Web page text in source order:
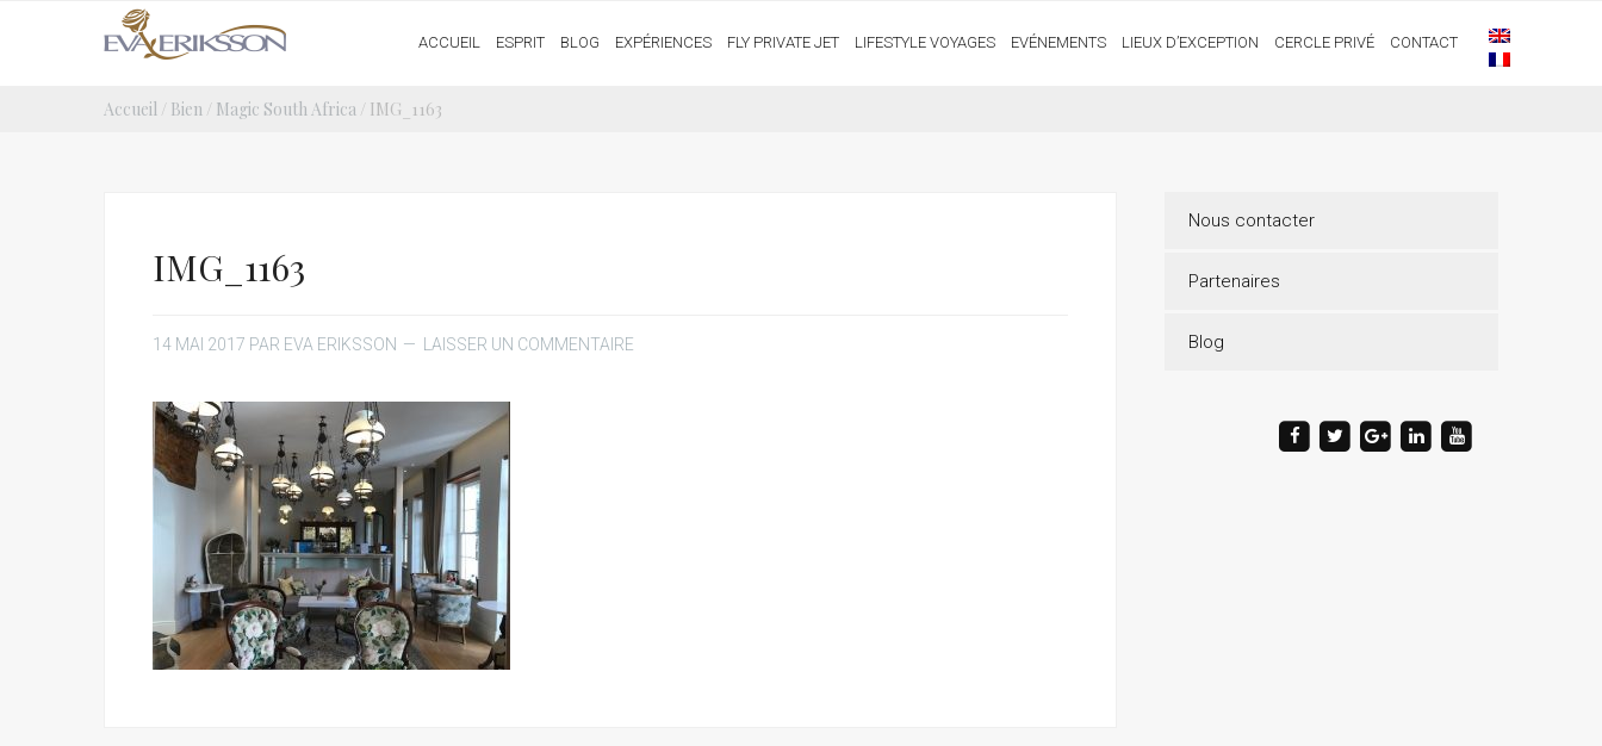
ACCUEIL ESPRIT BLOG EXPÉRIENCES FLY PRIVATE JET LIFESTYLE VOYAGES EVÉNEMENTS LIEUX D’EXCEPTION CERCLE PRIVÉ CONTACT
Accueil / Bien / Magic South Africa / IMG_1163
IMG_1163
14 MAI 2017 PAR EVA ERIKSSON LAISSER UN COMMENTAIRE
Nous contacter
Partenaires
Blog